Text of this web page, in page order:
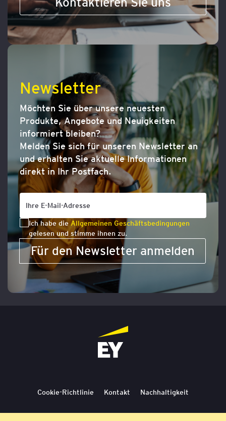
Newsletter
Möchten Sie über unsere neuesten
Produkte, Angebote und Neuigkeiten
informiert bleiben?
Melden Sie sich für unseren Newsletter an
und erhalten Sie aktuelle Informationen
direkt in Ihr Postfach.
Ich habe dieAllgemeinen Geschäftsbedingungen
gelesen und stimme ihnen zu.
Für den Newsletter anmelden
Cookie-Richtlinie Kontakt Nachhaltigkeit